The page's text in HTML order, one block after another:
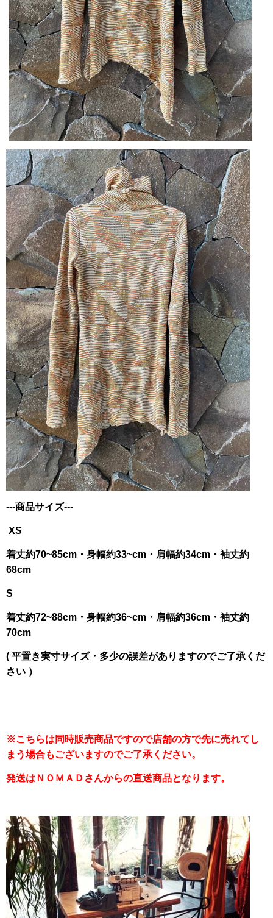
---商品サイズ---
XS
着丈約70~85cm・身幅約33~cm・肩幅約34cm・袖丈約
68cm
S
着丈約72~88cm・身幅約36~cm・肩幅約36cm・袖丈約
70cm
( 平置き実寸サイズ・多少の誤差がありますのでご了承くだ
さい ）
※こちらは同時販売商品ですので店舗の方で先に売れてし
まう場合もございますのでご了承ください。
発送はＮＯＭＡＤさんからの直送商品となります。